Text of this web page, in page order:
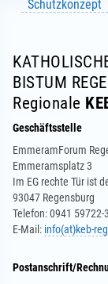
Schutzkonzept
BISTUM
Regionale
Geschäftsstelle
EmmeramForum
Emmeramsplatz 3
Im EG rechte Tür ist
93047 Regensburg
Telefon: 0941 59722-
E-Mail: info(at)keb-
Postanschrift/